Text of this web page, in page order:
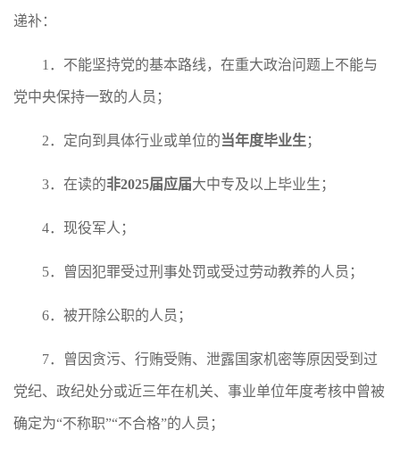
递补：
1．不能坚持党的基本路线，在重大政治问题上不能与
党中央保持一致的人员；
2．定向到具体行业或单位的当年度毕业生 ；
3．在读的非2025届应届大中专及以上毕业生；
4．现役军人；
5．曾因犯罪受过刑事处罚或受过劳动教养的人员；
6．被开除公职的人员；
7．曾因贪污、行贿受贿、泄露国家机密等原因受到过
党纪、政纪处分或近三年在机关、事业单位年度考核中曾被
确定为“不称职”“不合格”的人员；